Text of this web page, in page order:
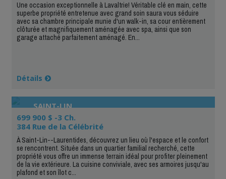
Une occasion exceptionnelle à Lavaltrie! Véritable clé en main, cette
superbe propriété entretenue avec grand soin saura vous séduire
avec sa chambre principale munie d'un walk-in, sa cour entièrement
clôturée et magnifiquement aménagée avec spa, ainsi que son
garage attaché parfaitement aménagé. En...
Détails
SAINT-LIN
699 900 $ -3 Ch.
384 Rue de la Célébrité
À Saint-Lin--Laurentides, découvrez un lieu où l'espace et le confort
se rencontrent. Située dans un quartier familial recherché, cette
propriété vous offre un immense terrain idéal pour profiter pleinement
de la vie extérieure. La cuisine conviviale, avec ses armoires jusqu'au
plafond et son îlot c...